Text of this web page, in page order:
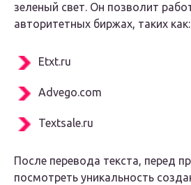
зеленый свет. Он позволит
авторитетных биржах, таких как:
Etxt.ru
Advego.com
Textsale.ru
После перевода текста, перед
посмотреть уникальность